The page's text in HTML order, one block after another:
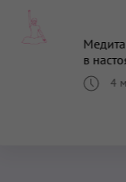
в
4